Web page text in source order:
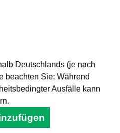
Deutschlands (je nach
beachten Sie: Während
Ausfälle kann